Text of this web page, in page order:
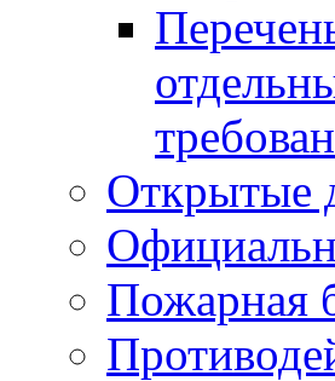
Открытые
Пожарная